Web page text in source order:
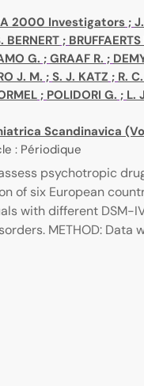
2000 Investigators ;
BERNERT ; BRUFFAERTS
G. ; GRAAF R. ;
J. M. ; S. J. KATZ ; R.
; POLIDORI G. ; L.
Scandinavica
: Périodique
assess psychotropic
of six European
with different DSM-
METHOD: Data